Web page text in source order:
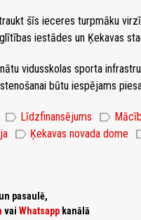
šīs ieceres turpmāku
iestādes un Ķekavas
vidusskolas sporta
būtu iespējams
label Līdzfinansējums label
label Ķekavas novada dome
pasaulē,
vai Whatsapp kanālā